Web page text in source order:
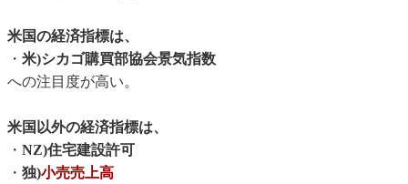
米国の経済指標は、
・ 米)シカゴ購買部協会景気指数
への注目度が高い。
米国以外の経済指標は、
・ NZ)住宅建設許可
・ 独)小売売上高